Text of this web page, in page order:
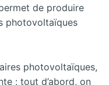
de produire
photovoltaïques
photovoltaïques,
: tout d’abord, on